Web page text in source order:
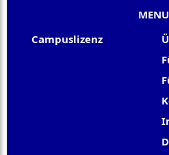
MENU
Campuslizenz